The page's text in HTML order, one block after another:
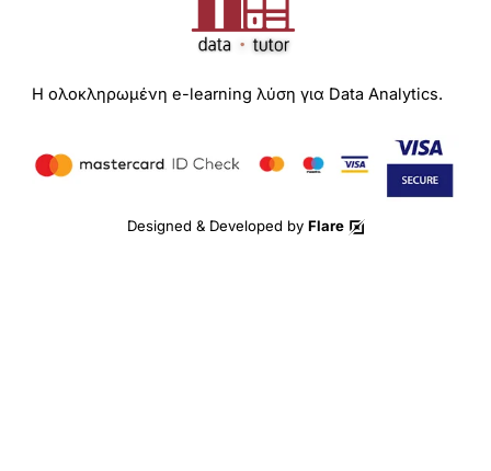
Η ολοκληρωμένη e-learning λύση για Data Analytics.
Designed & Developed by Flare